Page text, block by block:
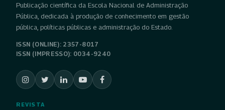
Publicação científica da Escola Nacional de Administração
Pública, dedicada à produção de conhecimento em gestão
pública, políticas públicas e administração do Estado.
ISSN (ONLINE): 2357-8017
ISSN (IMPRESSO): 0034-9240
REVISTA